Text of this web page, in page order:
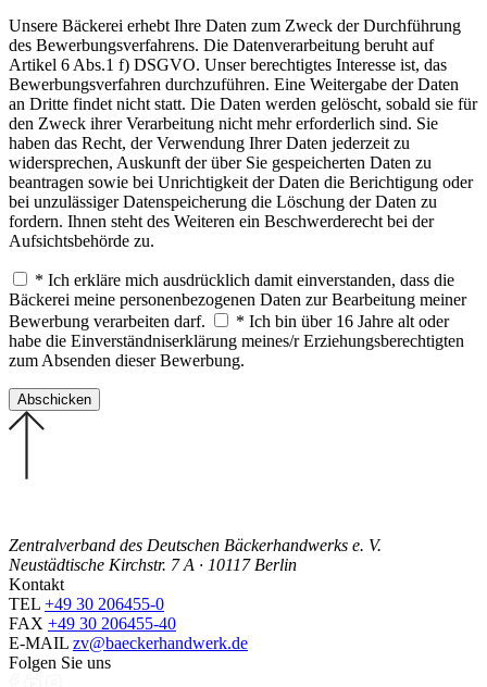
Unsere Bäckerei erhebt Ihre Daten zum Zweck der Durchführung
des Bewerbungsverfahrens. Die Datenverarbeitung beruht auf
Artikel 6 Abs.1 f) DSGVO. Unser berechtigtes Interesse ist, das
Bewerbungsverfahren durchzuführen. Eine Weitergabe der Daten
an Dritte findet nicht statt. Die Daten werden gelöscht, sobald sie für
den Zweck ihrer Verarbeitung nicht mehr erforderlich sind. Sie
haben das Recht, der Verwendung Ihrer Daten jederzeit zu
widersprechen, Auskunft der über Sie gespeicherten Daten zu
beantragen sowie bei Unrichtigkeit der Daten die Berichtigung oder
bei unzulässiger Datenspeicherung die Löschung der Daten zu
fordern. Ihnen steht des Weiteren ein Beschwerderecht bei der
Aufsichtsbehörde zu.
* Ich erkläre mich ausdrücklich damit einverstanden, dass die
Bäckerei meine personenbezogenen Daten zur Bearbeitung meiner
Bewerbung verarbeiten darf.
* Ich bin über 16 Jahre alt oder
habe die Einverständniserklärung meines/r Erziehungsberechtigten
zum Absenden dieser Bewerbung.
Zentralverband des Deutschen Bäckerhandwerks e. V.
Neustädtische Kirchstr. 7 A · 10117 Berlin
Kontakt
TEL +49 30 206455-0
FAX +49 30 206455-40
E-MAIL zv@baeckerhandwerk.de
Folgen Sie uns